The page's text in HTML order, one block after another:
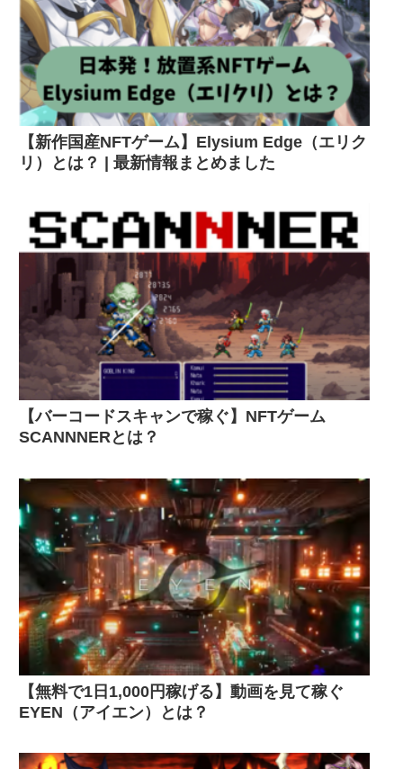
【新作国産NFTゲーム】Elysium Edge（エリク
リ）とは？ | 最新情報まとめました
【バーコードスキャンで稼ぐ】NFTゲーム
SCANNNERとは？
【無料で1日1,000円稼げる】動画を見て稼ぐ
EYEN（アイエン）とは？